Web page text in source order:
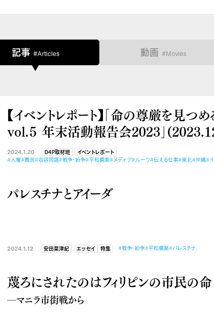
記事 #Articles 動画 #Movies
【イベントレポート】「命の尊厳を見
vol.５ 年末活動報告会2023」
2024.1.20 D4P取材班
イベントレポート
#人権#難民#収容問題#戦争・紛争#平和構築#メディア#ルーツ#伝える仕事#東北#沖縄#
パレスチナとアイーダ
2024.1.12 安田菜津紀 エッセイ 特集 #戦争・紛争#平和構築#パレスチナ
蔑ろにされたのはフィリピンの市民の命
―マニラ市街戦から